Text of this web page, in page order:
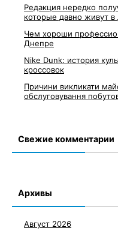
Редакция нередко
которые давно живут в
Чем хороши
Днепре
Nike Dunk: история
кроссовок
Причини викликати
обслуговування
Свежие комментарии
Архивы
Август 2026